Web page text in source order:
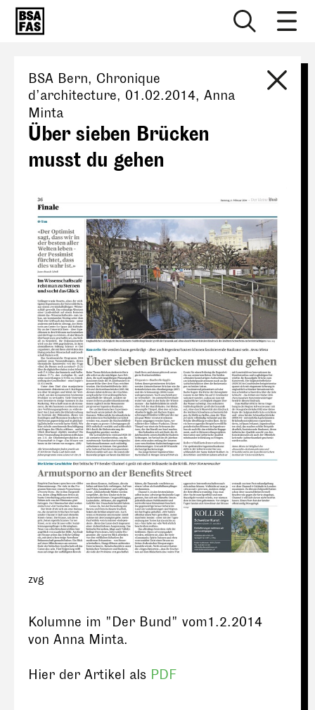
BSA Bern, Chronique
d’architecture, 01.02.2014, Anna
Minta
Über sieben Brücken
musst du gehen
zvg
Kolumne im "Der Bund" vom1.2.2014
von Anna Minta.
Hier der Artikel als PDF